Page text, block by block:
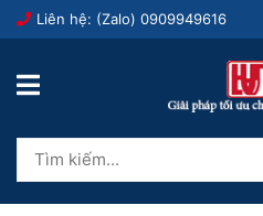
Liên hệ: (Zalo) 0909949616